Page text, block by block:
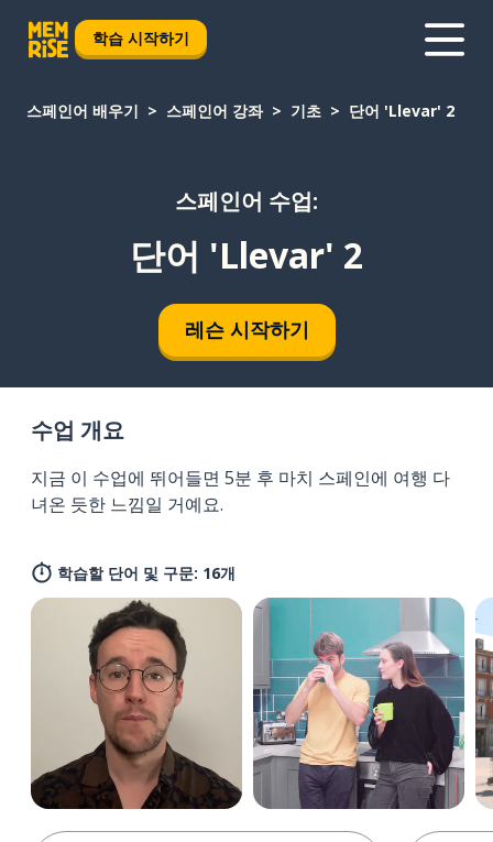
학습 시작하기
스페인어 배우기 스페인어 강좌 기초 단어 'Llevar' 2
스페인어 수업:
단어 'Llevar' 2
레슨 시작하기
수업 개요
지금 이 수업에 뛰어들면 5분 후 마치 스페인에 여행 다
녀온 듯한 느낌일 거예요.
학습할 단어 및 구문: 16개